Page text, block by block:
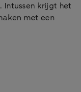
Intussen krijgt het
met een